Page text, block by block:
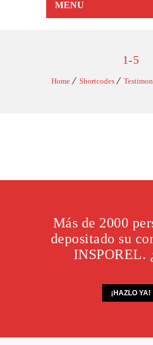
MENU
1-5
Home Shortcodes
Más de 2000
depositado su
INSPOREL.
¡HAZLO YA!